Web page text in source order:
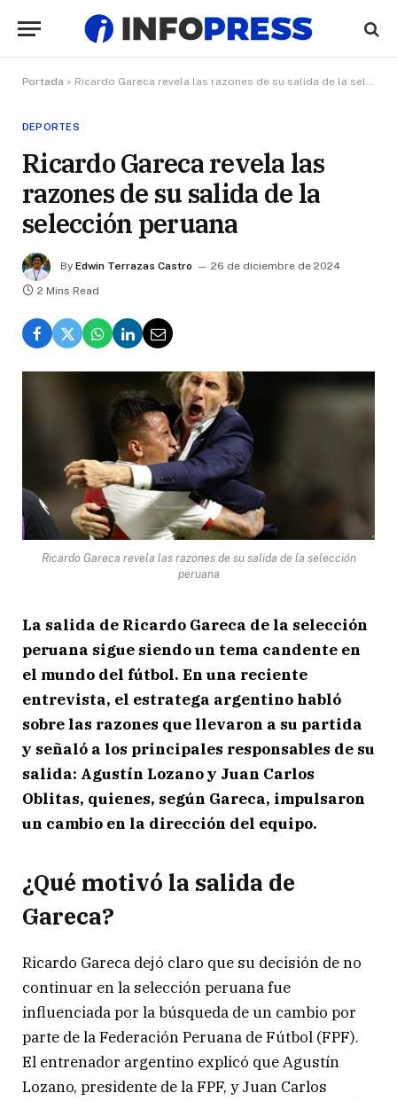
Portada » Ricardo Gareca revela las razones de su salida de la selección peruana
DEPORTES
Ricardo Gareca revela las
razones de su salida de la
selección peruana
By Edwin Terrazas Castro
26 de diciembre de 2024
2 Mins Read
Ricardo Gareca revela las razones de su salida de la selección
peruana
La salida de Ricardo Gareca de la selección
peruana sigue siendo un tema candente en
el mundo del fútbol. En una reciente
entrevista, el estratega argentino habló
sobre las razones que llevaron a su partida
y señaló a los principales responsables de su
salida: Agustín Lozano y Juan Carlos
Oblitas, quienes, según Gareca, impulsaron
un cambio en la dirección del equipo.
¿Qué motivó la salida de
Gareca?
Ricardo Gareca dejó claro que su decisión de no
continuar en la selección peruana fue
influenciada por la búsqueda de un cambio por
parte de la Federación Peruana de Fútbol (FPF).
El entrenador argentino explicó que Agustín
Lozano, presidente de la FPF, y Juan Carlos